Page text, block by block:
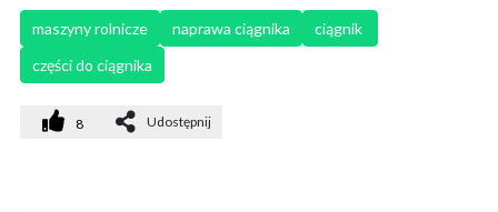
maszyny rolnicze naprawa ciągnika
ciągnik
części do ciągnika
8 Udostępnij